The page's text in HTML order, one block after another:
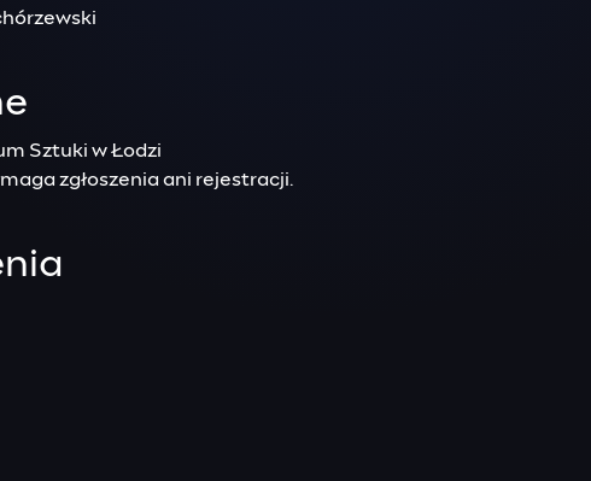
Sztuki w Łodzi
zgłoszenia ani rejestracji.